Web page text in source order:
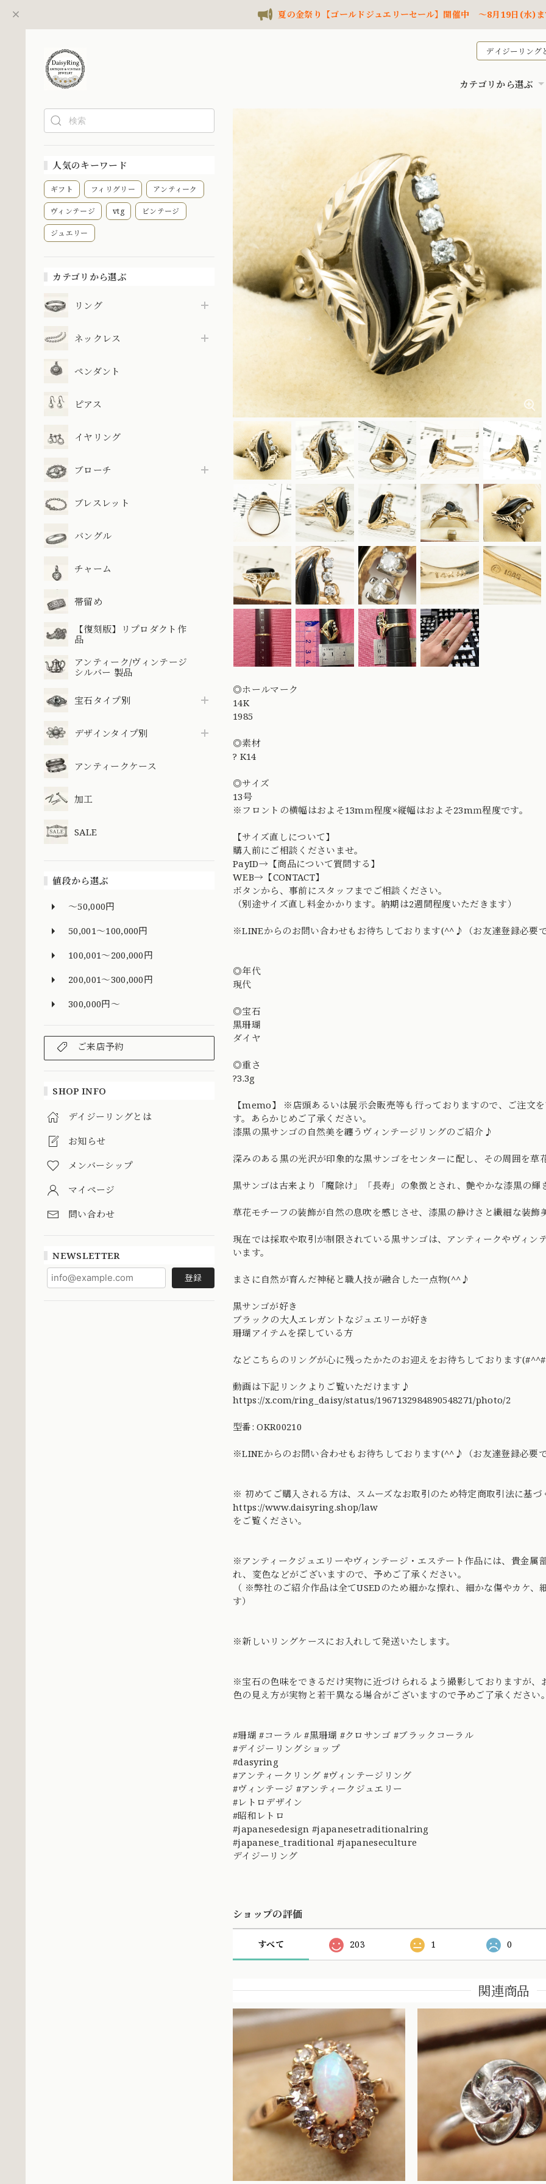
夏の金祭り【ゴールドジュエリーセール】開催中 ～8月19日(水)
デイジーリング
カテゴリから選ぶ
人気のキーワード
ギフト フィリグリー アンティーク
ヴィンテージ vtg ビンテージ
ジュエリー
カテゴリから選ぶ
リング
ネックレス
ペンダント
ピアス
イヤリング
ブローチ
ブレスレット
バングル
チャーム
帯留め
【復刻版】リプロダクト作
品
アンティーク/ヴィンテージ
シルバー 製品
宝石タイプ別
デザインタイプ別
アンティークケース
加工
SALE
値段から選ぶ
～50,000円
50,001～100,000円
100,001～200,000円
200,001～300,000円
300,000円～
ご来店予約
SHOP INFO
デイジーリングとは
お知らせ
メンバーシップ
マイページ
問い合わせ
NEWSLETTER
登録
◎ホールマーク
14K
1985
◎素材
? K14
◎サイズ
13号
※フロントの横幅はおよそ13mｍ程度×縦幅はおよそ23mｍ程度です。
【サイズ直しについて】
購入前にご相談くださいませ。
PayID→【商品について質問する】
WEB→【CONTACT】
ボタンから、事前にスタッフまでご相談ください。
（別途サイズ直し料金かかります。納期は2週間程度いただきます）
※LINEからのお問い合わせもお待ちしております(^^♪（お友達登録必要
◎年代
現代
◎宝石
黒珊瑚
ダイヤ
◎重さ
?3.3g
【memo】 ※店頭あるいは展示会販売等も行っておりますので、ご注文
す。あらかじめご了承ください。
漆黒の黒サンゴの自然美を纏うヴィンテージリングのご紹介♪
深みのある黒の光沢が印象的な黒サンゴをセンターに配し、その周囲を
黒サンゴは古来より「魔除け」「長寿」の象徴とされ、艶やかな漆黒の
草花モチーフの装飾が自然の息吹を感じさせ、漆黒の静けさと繊細な装飾
現在では採取や取引が制限されている黒サンゴは、アンティークやヴィ
います。
まさに自然が育んだ神秘と職人技が融合した一点物(^^♪
黒サンゴが好き
ブラックの大人エレガントなジュエリーが好き
珊瑚アイテムを探している方
などこちらのリングが心に残ったかたのお迎えをお待ちしております
動画は下記リンクよりご覧いただけます♪
https://x.com/ring_daisy/status/1967132984890548271/photo/2
型番: OKR00210
※LINEからのお問い合わせもお待ちしております(^^♪（お友達登録必要
※ 初めてご購入される方は、スムーズなお取引のため特定商取引法に基
https://www.daisyring.shop/law
をご覧ください。
※アンティークジュエリーやヴィンテージ・エステート作品には、貴金
れ、変色などがございますので、予めご了承ください。
（ ※弊社のご紹介作品は全てUSEDのため細かな擦れ、細かな傷やカケ
す）
※新しいリングケースにお入れして発送いたします。
※宝石の色味をできるだけ実物に近づけられるよう撮影しておりますが
色の見え方が実物と若干異なる場合がございますので予めご了承ください
#珊瑚 #コーラル #黒珊瑚 #クロサンゴ #ブラックコーラル
#デイジーリングショップ
#dasyring
#アンティークリング #ヴィンテージリング
#ヴィンテージ #アンティークジュエリー
#レトロデザイン
#昭和レトロ
#japanesedesign #japanesetraditionalring
#japanese_traditional #japaneseculture
デイジーリング
ショップの評価
すべて 203 1 0
関連商品